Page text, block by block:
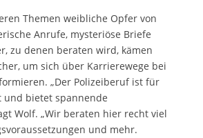
Themen weibliche Opfer von
Anrufe, mysteriöse Briefe
zu denen beraten wird, kämen
um sich über Karrierewege bei
„Der Polizeiberuf ist für
und bietet spannende
Wolf. „Wir beraten hier recht viel
und mehr.